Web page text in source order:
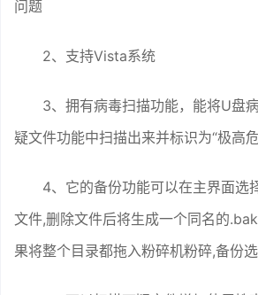
问题
2、支持Vista系统
3、拥有病毒扫描功能，能将U盘
疑文件功能中扫描出来并标识为“极高
4、它的备份功能可以在主界面选
文件,删除文件后将生成一个同名的
果将整个目录都拖入粉碎机粉碎,备份